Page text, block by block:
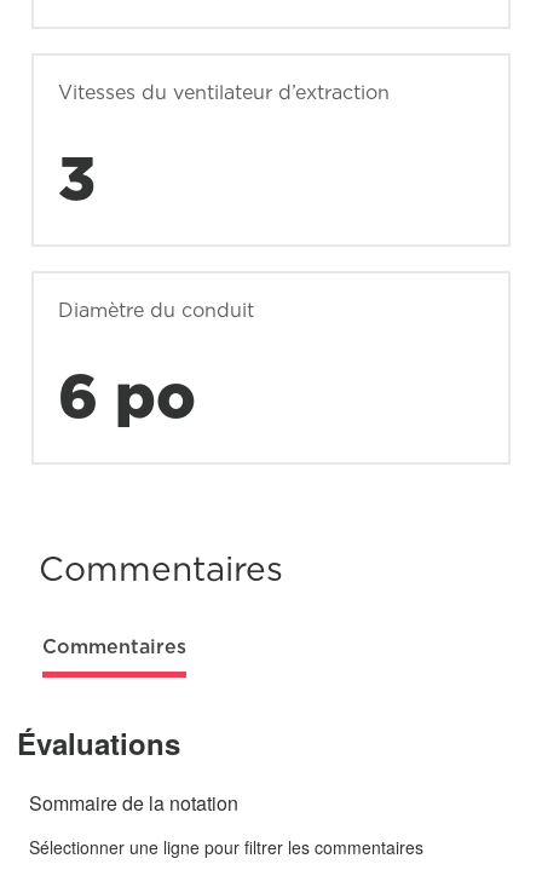
Vitesses du ventilateur d’extraction
3
Diamètre du conduit
6 po
Commentaires
Commentaires